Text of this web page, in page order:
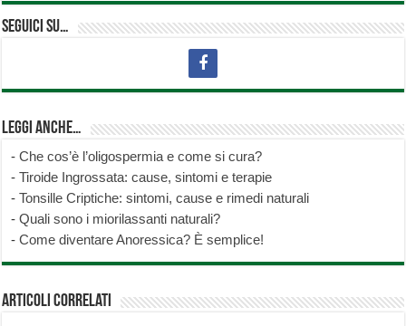
Seguici su…
Leggi anche…
-Che cos’è l’oligospermia e come si cura?
-Tiroide Ingrossata: cause, sintomi e terapie
-Tonsille Criptiche: sintomi, cause e rimedi naturali
-Quali sono i miorilassanti naturali?
-Come diventare Anoressica? È semplice!
Articoli correlati